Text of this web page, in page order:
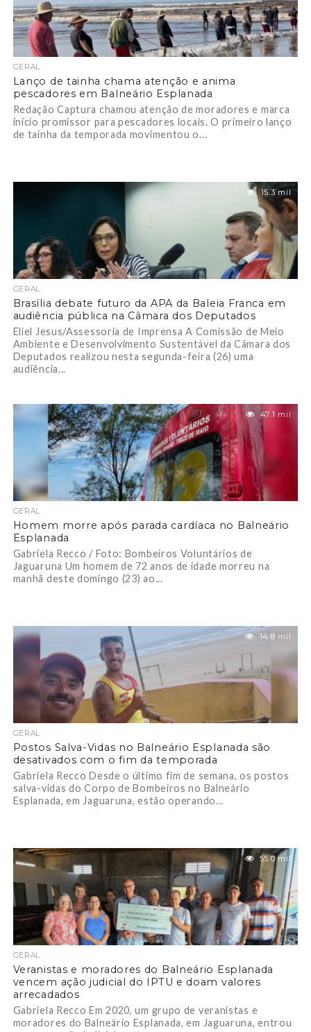
GERAL
Lanço de tainha chama atenção e anima
pescadores em Balneário Esplanada
Redação Captura chamou atenção de moradores e marca
início promissor para pescadores locais. O primeiro lanço
de tainha da temporada movimentou o...
15.3 mil
GERAL
Brasília debate futuro da APA da Baleia Franca em
audiência pública na Câmara dos Deputados
Eliel Jesus/Assessoria de Imprensa A Comissão de Meio
Ambiente e Desenvolvimento Sustentável da Câmara dos
Deputados realizou nesta segunda-feira (26) uma
audiência...
47.1 mil
GERAL
Homem morre após parada cardíaca no Balneário
Esplanada
Gabriela Recco / Foto: Bombeiros Voluntários de
Jaguaruna Um homem de 72 anos de idade morreu na
manhã deste domingo (23) ao...
14.8 mil
GERAL
Postos Salva-Vidas no Balneário Esplanada são
desativados com o fim da temporada
Gabriela Recco Desde o último fim de semana, os postos
salva-vidas do Corpo de Bombeiros no Balneário
Esplanada, em Jaguaruna, estão operando...
55.0 mil
GERAL
Veranistas e moradores do Balneário Esplanada
vencem ação judicial do IPTU e doam valores
arrecadados
Gabriela Recco Em 2020, um grupo de veranistas e
moradores do Balneário Esplanada, em Jaguaruna, entrou